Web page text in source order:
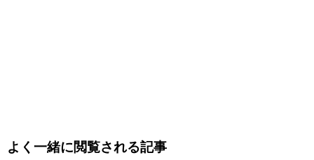
よく一緒に閲覧される記事